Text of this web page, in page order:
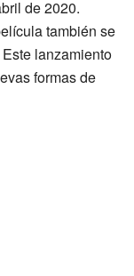
de 2020.
también se
lanzamiento
formas de